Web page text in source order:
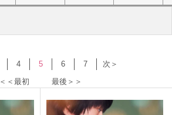
＜＜最初
4 5 6 7
次＞
最後＞＞